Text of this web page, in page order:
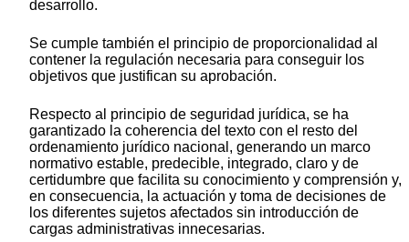
desarrollo.
Se cumple también el principio de proporcionalidad al
contener la regulación necesaria para conseguir los
objetivos que justifican su aprobación.
Respecto al principio de seguridad jurídica, se ha
garantizado la coherencia del texto con el resto del
ordenamiento jurídico nacional, generando un marco
normativo estable, predecible, integrado, claro y de
certidumbre que facilita su conocimiento y comprensión y,
en consecuencia, la actuación y toma de decisiones de
los diferentes sujetos afectados sin introducción de
cargas administrativas innecesarias.